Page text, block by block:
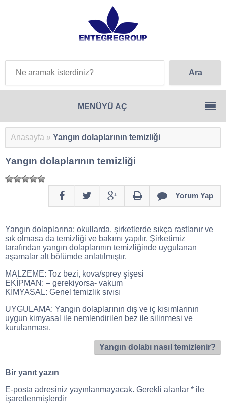
Anasayfa » Yangın dolaplarının temizliği
Yangın dolaplarının temizliği
Yorum Yap
Yangın dolaplarına; okullarda, şirketlerde sıkça rastlanır ve
sık olmasa da temizliği ve bakımı yapılır. Şirketimiz
tarafından yangın dolaplarının temizliğinde uygulanan
aşamalar alt bölümde anlatılmıştır.
MALZEME: Toz bezi, kova/sprey şişesi
EKİPMAN: – gerekiyorsa- vakum
KİMYASAL: Genel temizlik sıvısı
UYGULAMA: Yangın dolaplarının dış ve iç kısımlarının
uygun kimyasal ile nemlendirilen bez ile silinmesi ve
kurulanması.
Yangın dolabı nasıl temizlenir?
Bir yanıt yazın
E-posta adresiniz yayınlanmayacak. Gerekli alanlar * ile
işaretlenmişlerdir